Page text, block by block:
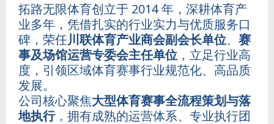
拓路无限体育创立于 2014 年，深耕体育产
业多年，凭借扎实的行业实力与优质服务口
碑，荣任川联体育产业商会副会长单位、 赛
事及场馆运营专委会主任单位 ，立足行业高
度，引领区域体育赛事行业规范化、高品质
发展。
公司核心聚焦大型体育赛事全流程策划与落
地执行，拥有成熟的运营体系、专业执行团